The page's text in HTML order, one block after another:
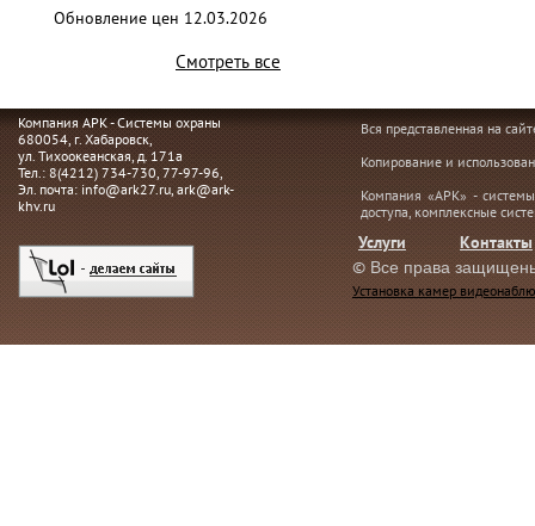
Обновление цен 12.03.2026
Смотреть все
Компания АРК - Системы охраны
680054, г. Хабаровск,
ул. Тихоокеанская, д. 171а
Тел.: 8(4212) 734-730, 77-97-96,
Эл. почта: info@ark27.ru, ark@ark-
khv.ru
Вся представленная на
Копирование и
Компания «АРК» -
доступа, комплексные
Услуги
Контакты
© Все права
Установка камер